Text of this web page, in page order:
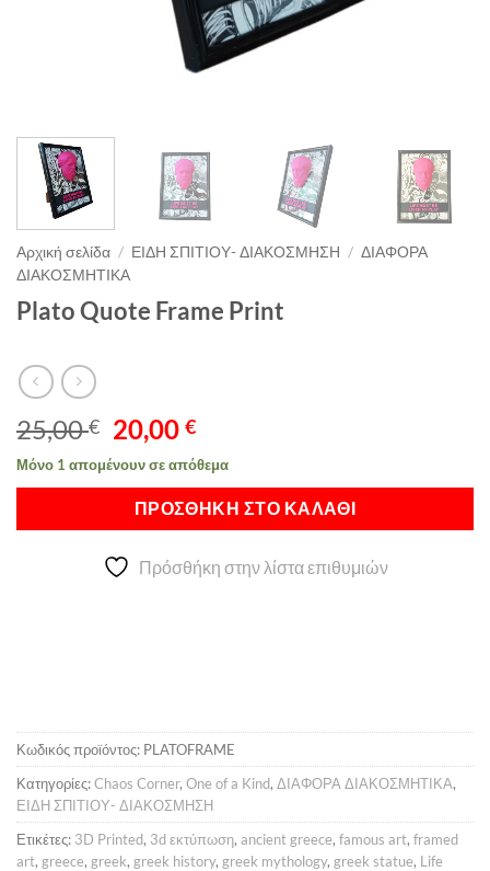
Αρχική σελίδα / ΕΙΔΗ ΣΠΙΤΙΟΥ- ΔΙΑΚΟΣΜΗΣΗ / ΔΙΑΦΟΡΑ
ΔΙΑΚΟΣΜΗΤΙΚΑ
Plato Quote Frame Print
25,00€ Original
price
was:
25,00 €.
20,00€Η
τρέχουσα
τιμή
είναι:
20,00 €.
Μόνο 1 απομένουν σε απόθεμα
ΠΡΟΣΘΉΚΗ ΣΤΟ ΚΑΛΆΘΙ
Πρόσθήκη στην λίστα επιθυμιών
Κωδικός προϊόντος: PLATOFRAME
Κατηγορίες:Chaos Corner, One of a Kind, ΔΙΑΦΟΡΑ ΔΙΑΚΟΣΜΗΤΙΚΑ,
ΕΙΔΗ ΣΠΙΤΙΟΥ- ΔΙΑΚΟΣΜΗΣΗ
Ετικέτες: 3D Printed, 3d εκτύπωση, ancient greece, famous art, framed
art, greece, greek, greek history, greek mythology, greek statue, Life